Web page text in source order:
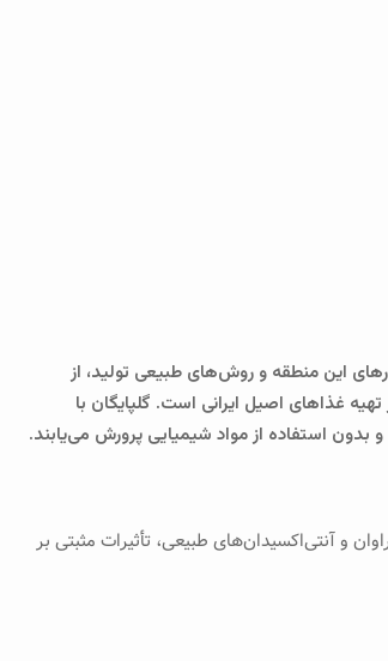
این منطقه و روش‌های طبیعی تولید، از
غذاهای اصیل ایرانی است. گلپایگان با
استفاده از مواد شیمیایی پرورش می‌یابند.
و آنتی‌اکسیدان‌های طبیعی، تأثیرات مثبتی بر